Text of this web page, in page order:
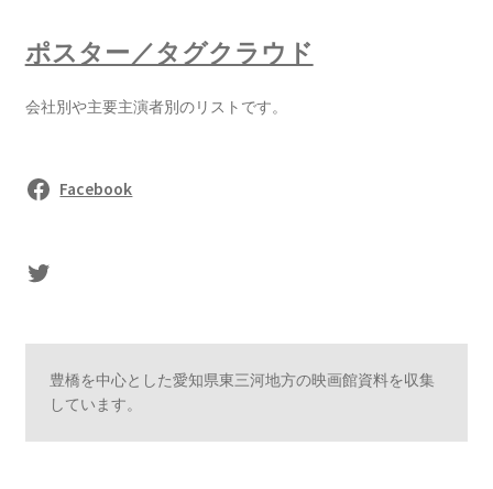
ポスター／タグクラウド
会社別や主要主演者別のリストです。
Facebook
sasaki's Twitter
豊橋を中心とした愛知県東三河地方の映画館資料を収集
しています。